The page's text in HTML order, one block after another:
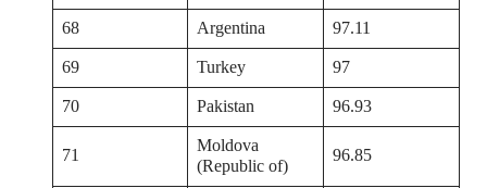
68 Argentina
97.11
69
Turkey
97
70
Pakistan 96.93
71
Moldova
(Republic of)
96.85